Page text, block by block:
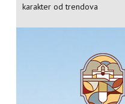
karakter od trendova